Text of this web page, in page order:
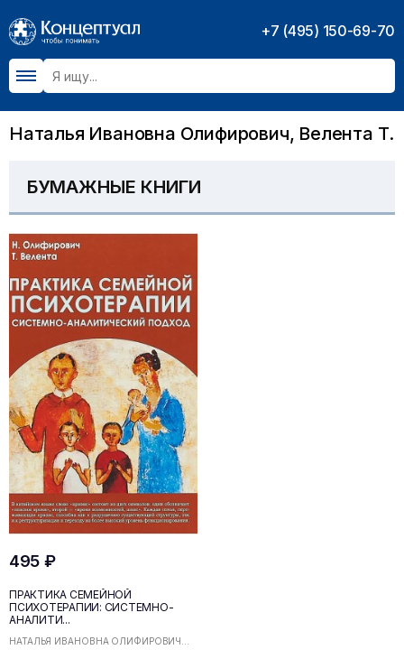
+7 (495) 150-69-70
Наталья Ивановна Олифирович, Велента Т.
БУМАЖНЫЕ КНИГИ
495 ₽
ПРАКТИКА СЕМЕЙНОЙ
ПСИХОТЕРАПИИ: СИСТЕМНО-
АНАЛИТИ...
НАТАЛЬЯ ИВАНОВНА ОЛИФИРОВИЧ...